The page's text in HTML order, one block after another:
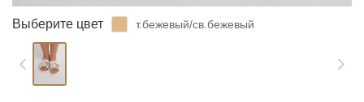
Выберите цвет т.бежевый/св.бежевый